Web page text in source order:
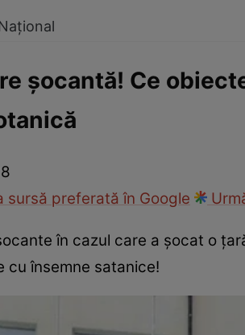
șocantă! Ce
sursă preferată în Google
în cazul care a șocat o
cu însemne satanice!